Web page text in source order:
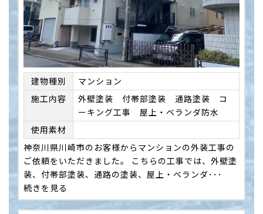
建物種別
マンション
施⼯内容
外壁塗装 付帯部塗装 通路塗装 コ
ーキング工事 屋上・ベランダ防水
使用素材
神奈川県川崎市のお客様からマンションの外装工事の
ご依頼をいただきました。 こちらの工事では、外壁塗
装、付帯部塗装、通路の塗装、屋上・ベランダ･･･
続きを見る